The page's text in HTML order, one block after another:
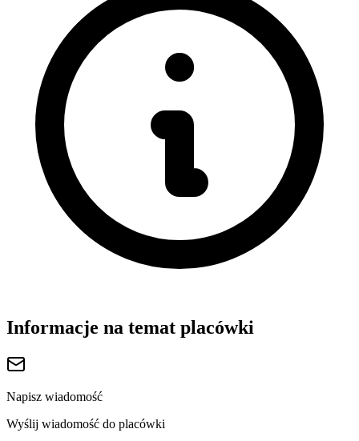
Informacje na temat placówki
Napisz wiadomość
Wyślij wiadomość do placówki